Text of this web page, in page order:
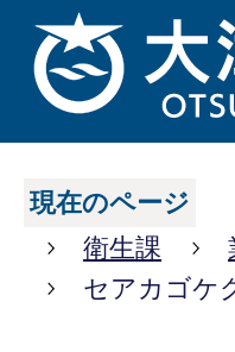
現在のページ
衛生課
セアカゴケ